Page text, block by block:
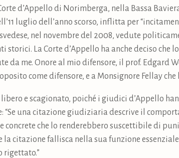
d’Appello di Norimberga, nella Bassa
luglio dell’anno scorso, inflitta per
nel novembre del 2008, vedute
storici. La Corte d’Appello ha anche deciso che
da me. Onore al mio difensore, il prof. Edgard
come difensore, e a Monsignore Fellay che
e scagionato, poiché i giudici d’Appello
“Se una citazione giudiziaria descrive il
concrete che lo renderebbero suscettibile di
la citazione fallisca nella sua funzione
rigettato.”